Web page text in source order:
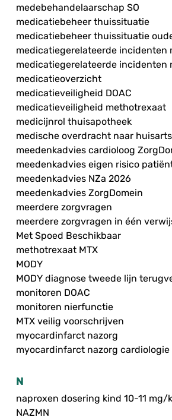
medebehandelaarschap SO
medicatiebeheer thuissituatie
medicatiebeheer thuissituatie
medicatiegerelateerde incidenten
medicatiegerelateerde incidenten
medicatieoverzicht
medicatieveiligheid DOAC
medicatieveiligheid methotrexaat
medicijnrol thuisapotheek
medische overdracht naar huisarts
meedenkadvies cardioloog
meedenkadvies eigen risico
meedenkadvies NZa 2026
meedenkadvies ZorgDomein
meerdere zorgvragen
meerdere zorgvragen in één
Met Spoed Beschikbaar
methotrexaat MTX
MODY
MODY diagnose tweede lijn
monitoren DOAC
monitoren nierfunctie
MTX veilig voorschrijven
myocardinfarct nazorg
myocardinfarct nazorg cardiologie
N
naproxen dosering kind 10-11 mg/
NAZMN